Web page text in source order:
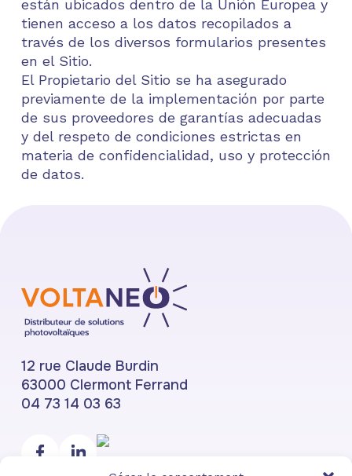
están ubicados dentro de la Unión Europea y
tienen acceso a los datos recopilados a
través de los diversos formularios presentes
en el Sitio.
El Propietario del Sitio se ha asegurado
previamente de la implementación por parte
de sus proveedores de garantías adecuadas
y del respeto de condiciones estrictas en
materia de confidencialidad, uso y protección
de datos.
12 rue Claude Burdin
63000 Clermont Ferrand
04 73 14 03 63